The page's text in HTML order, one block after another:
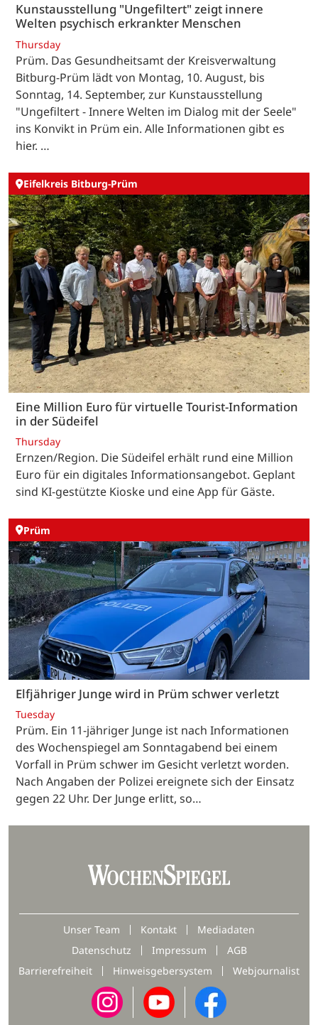
Kunstausstellung "Ungefiltert" zeigt innere
Welten psychisch erkrankter Menschen
Thursday
Prüm. Das Gesundheitsamt der Kreisverwaltung
Bitburg-Prüm lädt von Montag, 10. August, bis
Sonntag, 14. September, zur Kunstausstellung
"Ungefiltert - Innere Welten im Dialog mit der Seele"
ins Konvikt in Prüm ein. Alle Informationen gibt es
hier. …
Eifelkreis Bitburg-Prüm
Eine Million Euro für virtuelle Tourist-Information
in der Südeifel
Thursday
Ernzen/Region. Die Südeifel erhält rund eine Million
Euro für ein digitales Informationsangebot. Geplant
sind KI-gestützte Kioske und eine App für Gäste.
Prüm
Elfjähriger Junge wird in Prüm schwer verletzt
Tuesday
Prüm. Ein 11-jähriger Junge ist nach Informationen
des Wochenspiegel am Sonntagabend bei einem
Vorfall in Prüm schwer im Gesicht verletzt worden.
Nach Angaben der Polizei ereignete sich der Einsatz
gegen 22 Uhr. Der Junge erlitt, so…
Unser Team Kontakt
Mediadaten
Datenschutz
Impressum
AGB
Barrierefreiheit
Hinweisgebersystem Webjournalist